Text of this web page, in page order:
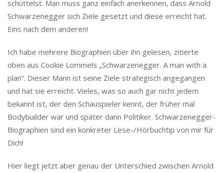
schüttelst. Man muss ganz einfach anerkennen, dass Arnold
Schwarzenegger sich Ziele gesetzt und diese erreicht hat.
Eins nach dem anderen!
Ich habe mehrere Biographien über ihn gelesen, zitierte
oben aus Cookie Lommels „Schwarzenegger. A man with a
plan“. Dieser Mann ist seine Ziele strategisch angegangen
und hat sie erreicht. Vieles, was so auch gar nicht jedem
bekannt ist, der den Schauspieler kennt, der früher mal
Bodybuilder war und später dann Politiker. Schwarzenegger-
Biographien sind ein konkreter Lese-/Hörbuchtip von mir für
Dich!
Hier liegt jetzt aber genau der Unterschied zwischen Arnold